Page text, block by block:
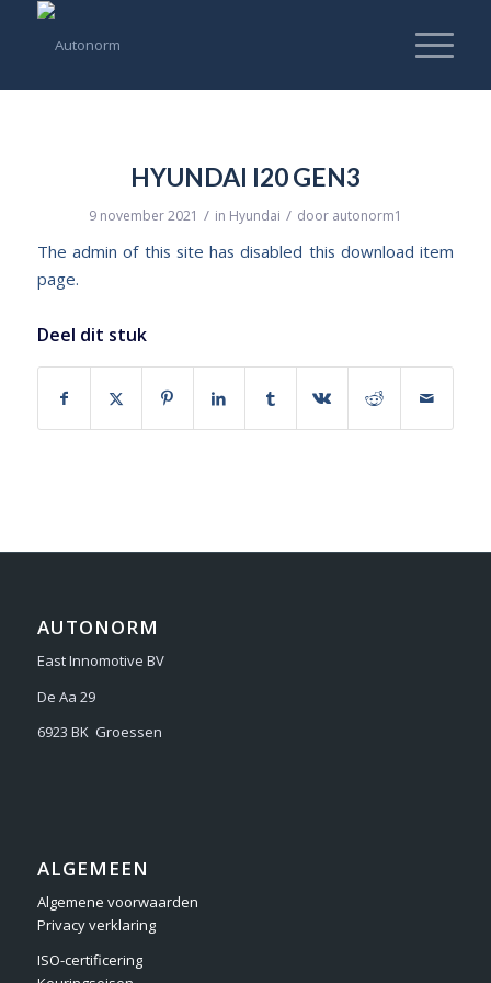
HYUNDAI I20 GEN3
9 november 2021 / in Hyundai / door autonorm1
The admin of this site has disabled this download item
page.
Deel dit stuk
AUTONORM
East Innomotive BV
De Aa 29
6923 BK Groessen
ALGEMEEN
Algemene voorwaarden
Privacy verklaring
ISO-certificering